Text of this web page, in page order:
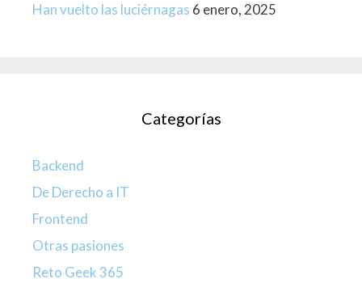
Han vuelto las luciérnagas 6 enero, 2025
Categorías
Backend
De Derecho a IT
Frontend
Otras pasiones
Reto Geek 365